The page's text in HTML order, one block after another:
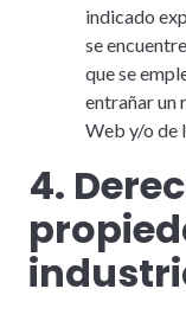
indicado
se
que se
entrañar un
Web y/o de
4.